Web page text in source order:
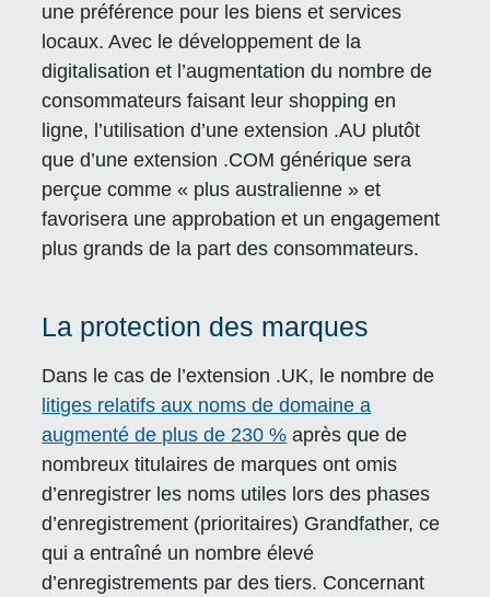
une préférence pour les biens et services
locaux. Avec le développement de la
digitalisation et l’augmentation du nombre de
consommateurs faisant leur shopping en
ligne, l’utilisation d’une extension .AU plutôt
que d’une extension .COM générique sera
perçue comme « plus australienne » et
favorisera une approbation et un engagement
plus grands de la part des consommateurs.
La protection des marques
Dans le cas de l’extension .UK, le nombre de
litiges relatifs aux noms de domaine a
augmenté de plus de 230 % après que de
nombreux titulaires de marques ont omis
d’enregistrer les noms utiles lors des phases
d’enregistrement (prioritaires) Grandfather, ce
qui a entraîné un nombre élevé
d’enregistrements par des tiers. Concernant